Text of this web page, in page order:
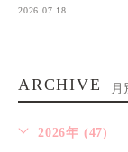
2026.07.18
ARCHIVE 月
2026年 (47)